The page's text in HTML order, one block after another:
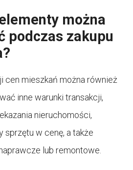
można
podczas zakupu
cen mieszkań można również
inne warunki transakcji,
nieruchomości,
w cenę, a także
lub remontowe.